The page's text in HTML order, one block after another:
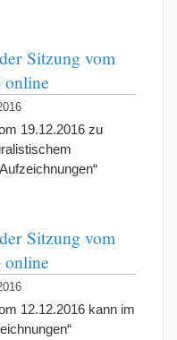
Sitzung vom
online
19.12.2016 zu
Sitzung vom
online
12.12.2016 kann im